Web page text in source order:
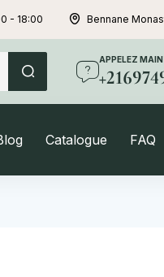
- 18:00 Bennane
APPELEZ
Catalogue FAQ